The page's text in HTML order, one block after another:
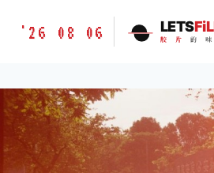
胶
味
道
LETSFILM
'26 08 06 LETS
胶 片 的 味